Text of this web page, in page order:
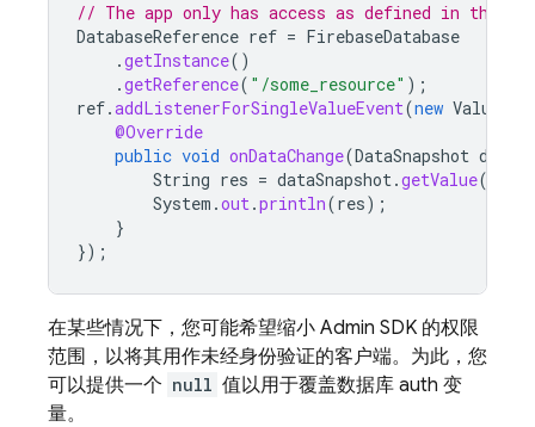
// The app only has access as defined in the
DatabaseReference ref = FirebaseDatabase
.getInstance()
.getReference( "/some_resource" );
ref.addListenerForSingleValueEvent(new
@Override
public void onDataChange(DataSnapshot
String res = dataSnapshot.getValue();
System .out.println(res);
}
});
在某些情况下，您可能希望缩小 Admin SDK 的权限
范围，以将其用作未经身份验证的客户端。为此，您
可以提供一个 null 值以用于覆盖数据库 auth 变
量。